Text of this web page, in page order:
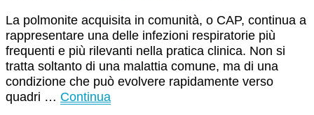
La polmonite acquisita in comunità, o CAP, continua a
rappresentare una delle infezioni respiratorie più
frequenti e più rilevanti nella pratica clinica. Non si
tratta soltanto di una malattia comune, ma di una
condizione che può evolvere rapidamente verso
quadri … Continua